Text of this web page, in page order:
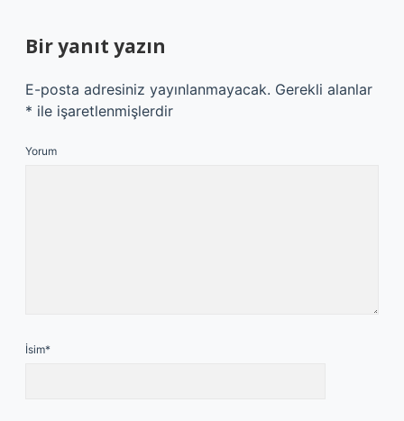
Bir yanıt yazın
E-posta adresiniz yayınlanmayacak. Gerekli alanlar
* ile işaretlenmişlerdir
Yorum
İsim*